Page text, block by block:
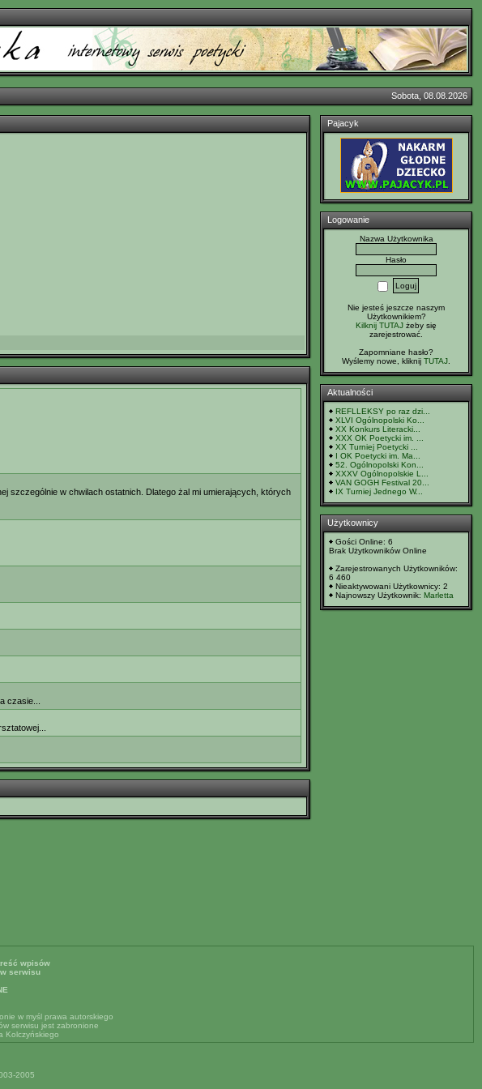
Sobota, 08.08.2026
szczególnie w chwilach ostatnich. Dlatego żal mi umierających, których
czasie...
Pajacyk
Logowanie
Nazwa Użytkownika
Hasło
Nie jesteś jeszcze naszym
Użytkownikiem?
Kilknij TUTAJ żeby się
zarejestrować.
Zapomniane hasło?
Wyślemy nowe, kliknij TUTAJ
Aktualności
REFLLEKSY po raz dzi...
XLVI Ogólnopolski Ko...
XX Konkurs Literacki...
XXX OK Poetycki im. ...
XX Turniej Poetycki ...
I OK Poetycki im. Ma...
52. Ogólnopolski Kon...
XXXV Ogólnopolskie L...
VAN GOGH Festival 20...
IX Turniej Jednego W...
Użytkownicy
Gości Online: 6
Brak Użytkowników Online
Zarejestrowanych Użytkowników:
6 460
Nieaktywowani Użytkownicy: 2
Najnowszy Użytkownik: Marletta
wpisów
serwisu
w myśl prawa autorskiego
serwisu jest zabronione
Kolczyńskiego
2005